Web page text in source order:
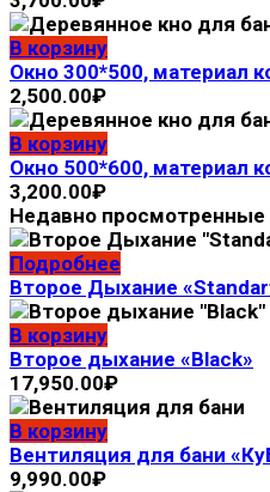
В корзину
Окно 300*500, материал
2,500.00₽
В корзину
Окно 500*600, материал
3,200.00₽
Недавно просмотренные
Подробнее
Второе Дыхание
В корзину
Второе дыхание «Black»
17,950.00₽
В корзину
Вентиляция для бани
9,990.00₽